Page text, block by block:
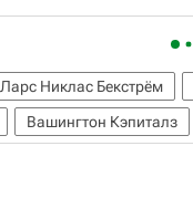
Ларс Никлас Бекстрём
Вашингтон Кэпиталз